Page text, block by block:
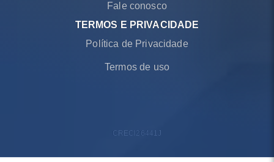
Fale conosco
TERMOS E PRIVACIDADE
Política de Privacidade
Termos de uso
CRECI 26441J